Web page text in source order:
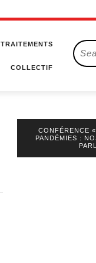
TRAITEMENTS
COLLECTIF
for:
CONFÉRENCE
PANDÉMIES :